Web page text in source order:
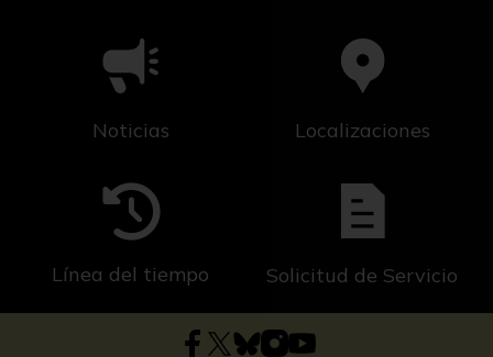
Noticias Localizaciones
Línea del tiempo Solicitud de Servicio